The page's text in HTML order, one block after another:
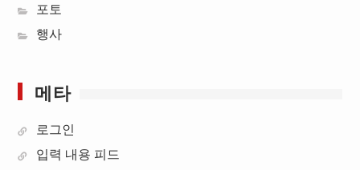
포토
행사
메타
로그인
입력 내용 피드